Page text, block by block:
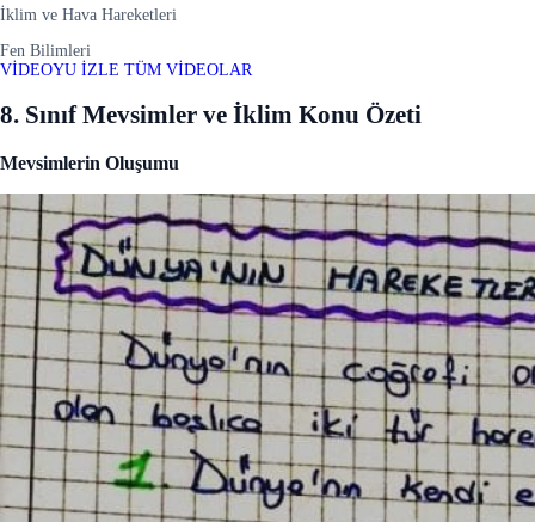
İklim ve Hava Hareketleri
Fen Bilimleri
VİDEOYU İZLE TÜM VİDEOLAR
8. Sınıf Mevsimler ve İklim Konu Özeti
Mevsimlerin Oluşumu